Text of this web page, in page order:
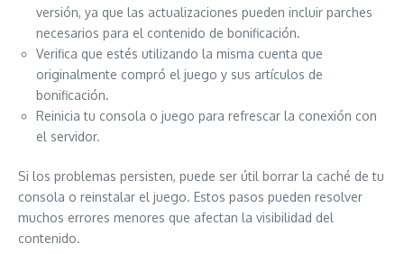
versión, ya que las actualizaciones pueden incluir parches
necesarios para el contenido de bonificación.
Verifica que estés utilizando la misma cuenta que
originalmente compró el juego y sus artículos de
bonificación.
Reinicia tu consola o juego para refrescar la conexión con
el servidor.
Si los problemas persisten, puede ser útil borrar la caché de tu
consola o reinstalar el juego. Estos pasos pueden resolver
muchos errores menores que afectan la visibilidad del
contenido.